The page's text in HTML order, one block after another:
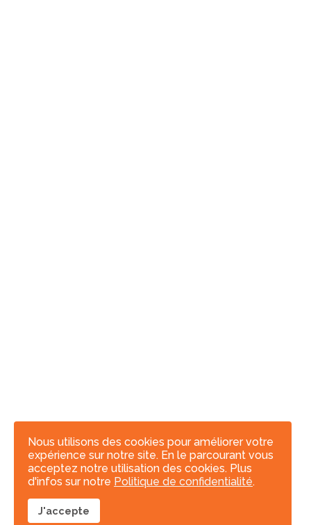
Nous utilisons des cookies pour améliorer votre
expérience sur notre site. En le parcourant vous
acceptez notre utilisation des cookies. Plus
d'infos sur notre Politique de confidentialité.
J'accepte